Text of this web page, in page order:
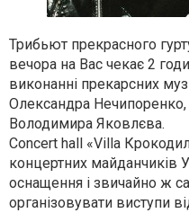
Трибьют прекрасного
вечора на Вас чекає 2
виконанні прекарсних
Олександра Нечипоренко,
Володимира Яковлєва.
Concert hall «Villa
концертних майданчиків
оснащення і звичайно ж
організовувати виступи